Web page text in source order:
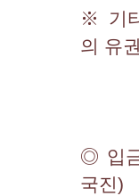
※ 기
의 유
◎ 입
국진)